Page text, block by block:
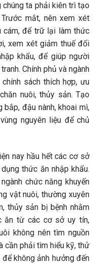
chúng ta phải kiên trì tạo
mắt, nên xem xét
cám, để trữ lại làm thức
xem xét giảm thuế đối
khẩu, để giúp người
Chính phủ và ngành
sách thích hợp, ưu
nuôi, thủy sản. Tạo
đậu nành, khoai mì,
nguyên liệu để chủ
nay hầu hết các cơ sở
thức ăn nhập khẩu.
chức năng khuyến
vật nuôi, thường xuyên
thủy sản bị bệnh nhằm
ăn từ các cơ sở uy tín,
không nên tìm nguồn
cần phải tìm hiểu kỹ, thử
không ảnh hưởng đến